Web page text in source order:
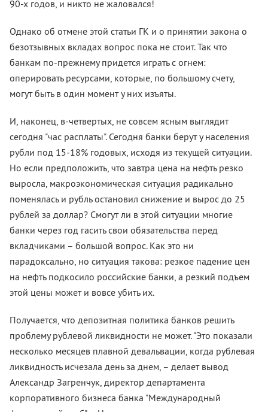
90-х годов, и никто не жаловался!
Однако об отмене этой статьи ГК и о принятии закона о
безотзывных вкладах вопрос пока не стоит. Так что
банкам по-прежнему придется играть с огнем:
оперировать ресурсами, которые, по большому счету,
могут быть в один момент у них изъяты.
И, наконец, в-четвертых, не совсем ясным выглядит
сегодня "час расплаты". Сегодня банки берут у населения
рубли под 15-18% годовых, исходя из текущей ситуации.
Но если предположить, что завтра цена на нефть резко
выросла, макроэкономическая ситуация радикально
поменялась и рубль остановил снижение и вырос до 25
рублей за доллар? Смогут ли в этой ситуации многие
банки через год гасить свои обязательства перед
вкладчиками – большой вопрос. Как это ни
парадоксально, но ситуация такова: резкое падение цен
на нефть подкосило российские банки, а резкий подъем
этой цены может и вовсе убить их.
Получается, что депозитная политика банков решить
проблему рублевой ликвидности не может. "Это показали
несколько месяцев плавной девальвации, когда рублевая
ликвидность исчезала день за днем, – делает вывод
Александр Загренчук, директор департамента
корпоративного бизнеса банка "Международный